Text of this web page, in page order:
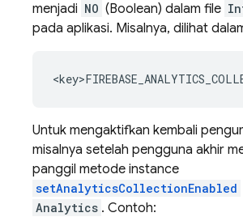
menjadi NO (Boolean) dalam file
pada aplikasi. Misalnya, dilihat
Untuk mengaktifkan kembali
misalnya setelah pengguna akhir
panggil metode instance
setAnalyticsCollectionEnabled
Analytics . Contoh: